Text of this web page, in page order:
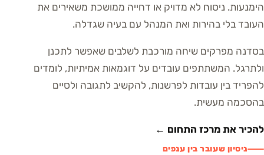
הימנעות. ניסוח לא מדויק או דחייה ממושכת משאירים את
העובד בלי בהירות ואת המנהל עם בעיה שגדלה.
בסדנה מפרקים שיחה מורכבת לשלבים שאפשר לתכנן
ולתרגל. המשתתפים עובדים על דוגמאות אמיתיות, לומדים
להפריד בין עובדות לפרשנות, להקשיב לתגובה ולסיים
בהסכמה מעשית.
להכיר את מרכז התחום ←
ניסיון שעובר בין ענפים